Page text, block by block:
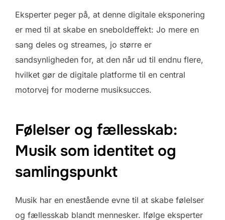
Eksperter peger på, at denne digitale eksponering
er med til at skabe en sneboldeffekt: Jo mere en
sang deles og streames, jo større er
sandsynligheden for, at den når ud til endnu flere,
hvilket gør de digitale platforme til en central
motorvej for moderne musiksucces.
Følelser og fællesskab:
Musik som identitet og
samlingspunkt
Musik har en enestående evne til at skabe følelser
og fællesskab blandt mennesker. Ifølge eksperter